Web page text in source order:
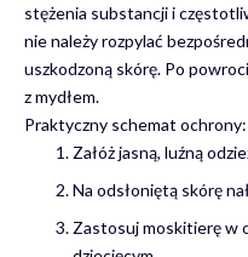
stężenia substancji i
nie należy rozpylać
uszkodzoną skórę. Po
z mydłem.
Praktyczny schemat ochrony:
Załóż jasną, luźną
Na odsłoniętą skórę
Zastosuj moskitierę w